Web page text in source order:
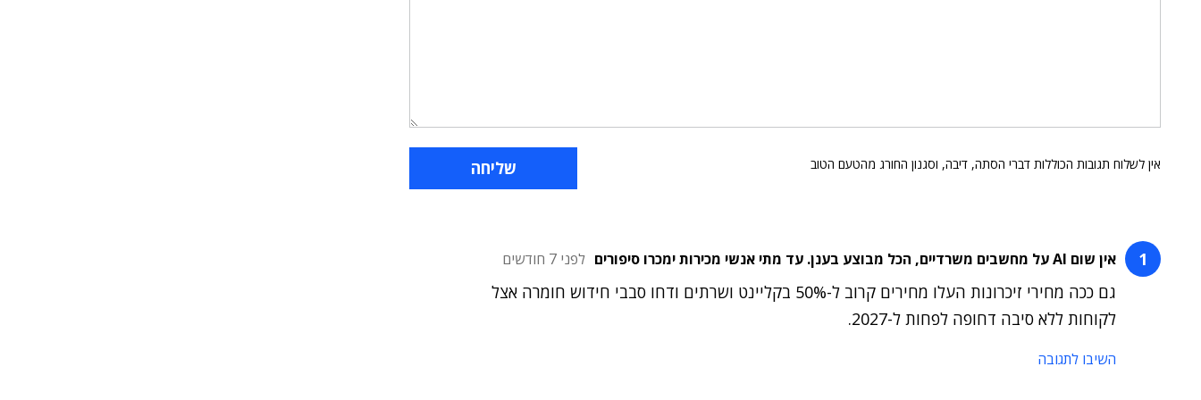
אין לשלוח תגובות הכוללות דברי הסתה, דיבה, וסגנון החורג מהטעם הטוב
אין שום AI על מחשבים משרדיים, הכל מבוצע בענן. עד מתי אנשי מכירות ימכרו סיפורים לפני 7 חודשים
גם ככה מחירי זיכרונות העלו מחירים קרוב ל-50% בקליינט ושרתים ודחו סבבי חידוש חומרה אצל
לקוחות ללא סיבה דחופה לפחות ל-2027.
השיבו לתגובה